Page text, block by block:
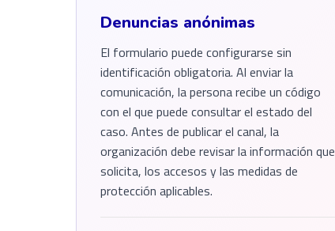
Denuncias anónimas
El formulario puede configurarse sin
identificación obligatoria. Al enviar la
comunicación, la persona recibe un código
con el que puede consultar el estado del
caso. Antes de publicar el canal, la
organización debe revisar la información que
solicita, los accesos y las medidas de
protección aplicables.